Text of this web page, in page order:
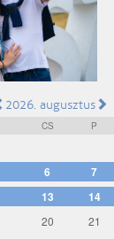
2026. augusztus
CS P
6 7
13 14
20 21